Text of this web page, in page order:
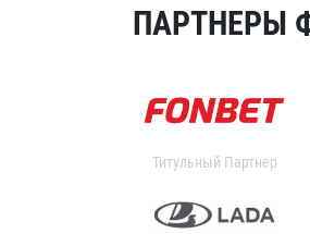
ПАРТНЕРЫ
Титульный Партнер